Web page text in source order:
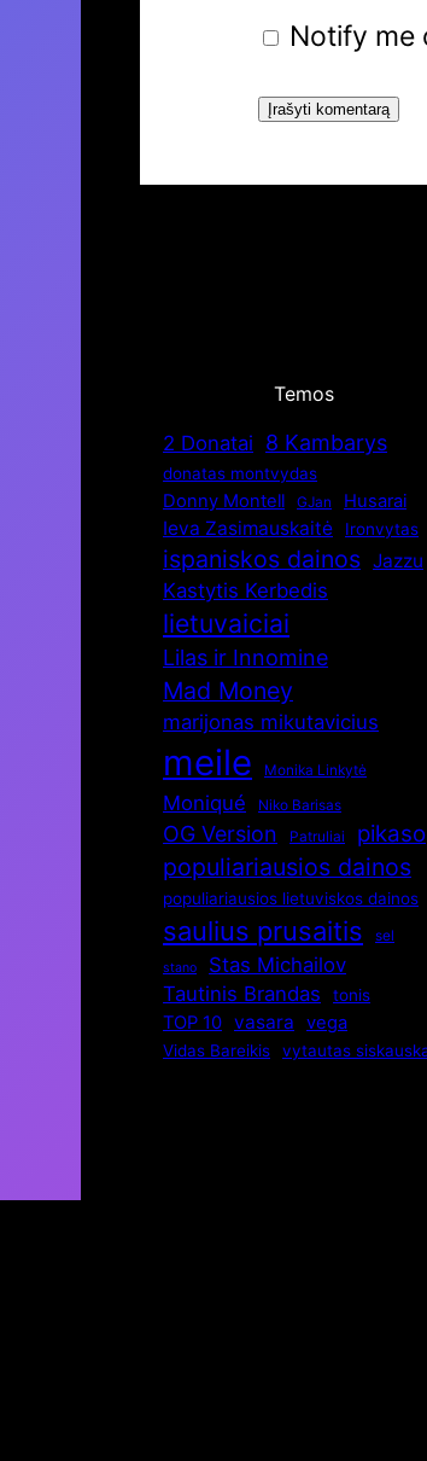
Notify me
Temos
2 Donatai 8 Kambarys
donatas montvydas
Donny Montell GJan Husarai
Ieva Zasimauskaitė Ironvytas
ispaniskos dainos Jazzu
Kastytis Kerbedis
lietuvaiciai
Lilas ir Innomine
Mad Money
marijonas mikutavicius
meile Monika Linkytė
Moniqué Niko Barisas
OG Version Patruliai pikaso
populiariausios dainos
populiariausios lietuviskos dainos
saulius prusaitis sel
stano
Stas Michailov
Tautinis Brandas
tonis
TOP 10 vasara vega
Vidas Bareikis vytautas